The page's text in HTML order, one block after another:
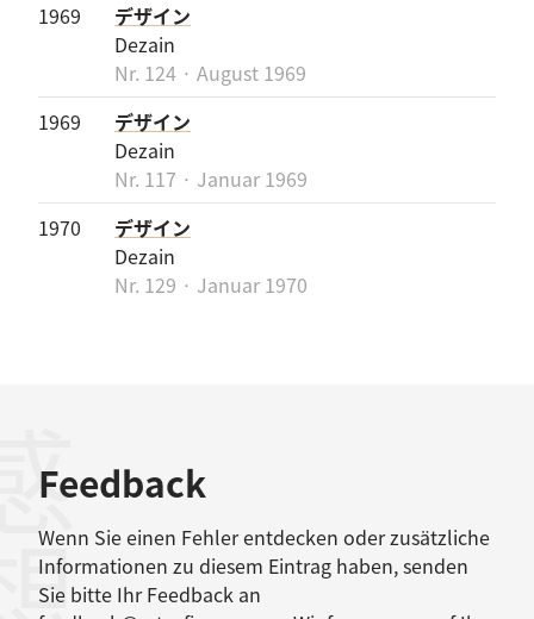
1969
デザイン
Dezain
Nr. 124 · August 1969
1969
デザイン
Dezain
Nr. 117 · Januar 1969
1970
デザイン
Dezain
Nr. 129 · Januar 1970
Feedback
Wenn Sie einen Fehler entdecken oder zusätzliche
Informationen zu diesem Eintrag haben, senden
Sie bitte Ihr Feedback an